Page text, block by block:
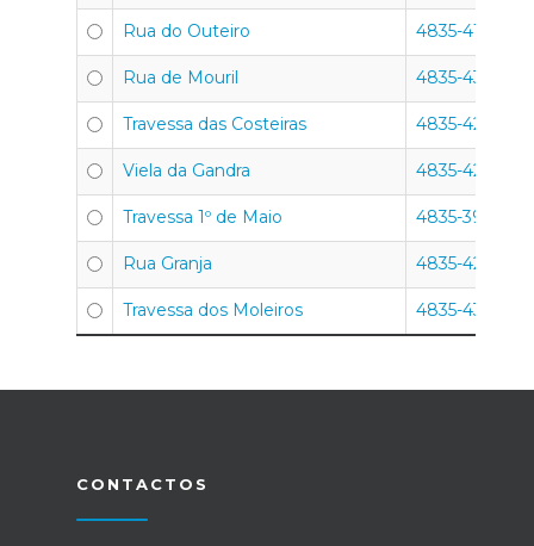
Rua do Outeiro 4835-415
Rua de Mouril 4835-433
Travessa das Costeiras 4835-421
Viela da Gandra 4835-425
Travessa 1º de Maio 4835-399
Rua Granja 4835-427
Travessa dos Moleiros 4835-432
CONTACTOS